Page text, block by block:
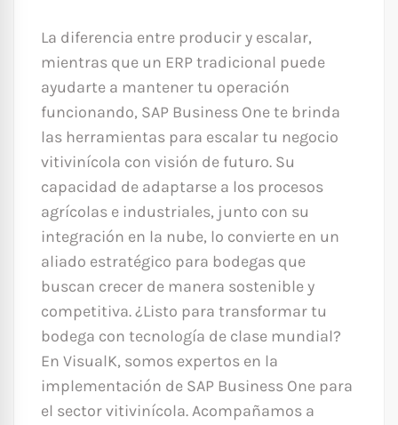
La diferencia entre producir y escalar,
mientras que un ERP tradicional puede
ayudarte a mantener tu operación
funcionando, SAP Business One te brinda
las herramientas para escalar tu negocio
vitivinícola con visión de futuro. Su
capacidad de adaptarse a los procesos
agrícolas e industriales, junto con su
integración en la nube, lo convierte en un
aliado estratégico para bodegas que
buscan crecer de manera sostenible y
competitiva. ¿Listo para transformar tu
bodega con tecnología de clase mundial?
En VisualK, somos expertos en la
implementación de SAP Business One para
el sector vitivinícola. Acompañamos a